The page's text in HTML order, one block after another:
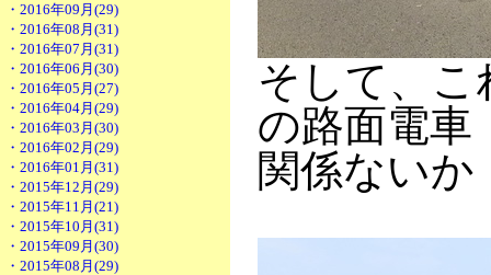
・2016年09月(29)
・2016年08月(31)
・2016年07月(31)
・2016年06月(30)
・2016年05月(27)
・2016年04月(29)
・2016年03月(30)
・2016年02月(29)
・2016年01月(31)
・2015年12月(29)
・2015年11月(21)
・2015年10月(31)
・2015年09月(30)
・2015年08月(29)
そして、
の路面電車
関係ないか